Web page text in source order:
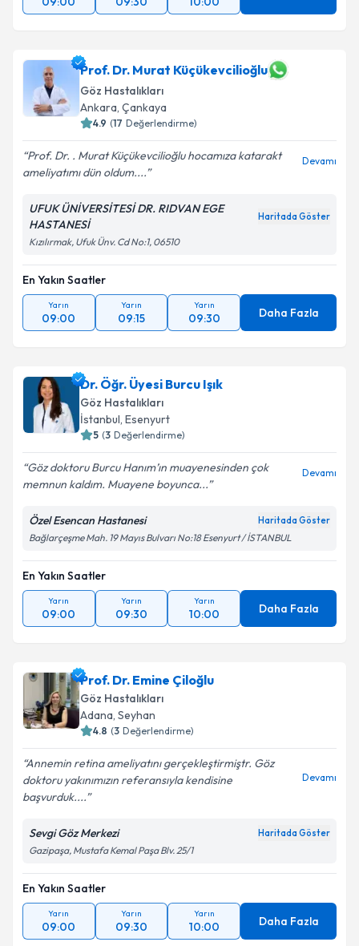
Prof. Dr. Murat Küçükevcilioğlu
Göz Hastalıkları
Ankara, Çankaya
4.9 (17 Değerlendirme)
Prof. Dr. . Murat Küçükevcilioğlu hocamıza katarakt
ameliyatımı dün oldum....
Devamı
UFUK ÜNİVERSİTESİ DR. RIDVAN EGE
HASTANESİ
Haritada Göster
Kızılırmak, Ufuk Ünv. Cd No:1, 06510
En Yakın Saatler
Yarın
09:00
Yarın
09:15
Yarın
09:30 Daha Fazla
Dr. Öğr. Üyesi Burcu Işık
Göz Hastalıkları
İstanbul, Esenyurt
5 (3 Değerlendirme)
Göz doktoru Burcu Hanım’ın muayenesinden çok
memnun kaldım. Muayene boyunca...
Devamı
Özel Esencan Hastanesi Haritada Göster
Bağlarçeşme Mah. 19 Mayıs Bulvarı No:18 Esenyurt / İSTANBUL
En Yakın Saatler
Yarın
09:00
Yarın
09:30
Yarın
10:00 Daha Fazla
Prof. Dr. Emine Çiloğlu
Göz Hastalıkları
Adana, Seyhan
4.8 (3 Değerlendirme)
Annemin retina ameliyatını gerçekleştirmiştr. Göz
doktoru yakınımızın referansıyla kendisine
başvurduk....
Devamı
Sevgi Göz Merkezi Haritada Göster
Gazipaşa, Mustafa Kemal Paşa Blv. 25/1
En Yakın Saatler
Yarın
09:00
Yarın
09:30
Yarın
10:00 Daha Fazla